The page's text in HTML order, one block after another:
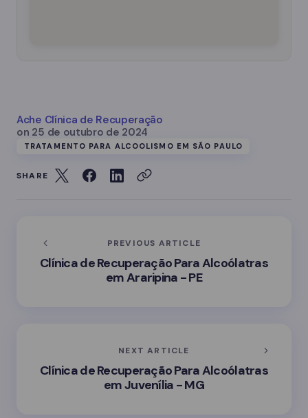
Ache Clínica de Recuperação
on 25 de outubro de 2024
TRATAMENTO PARA ALCOOLISMO EM SÃO PAULO
SHARE
PREVIOUS ARTICLE
Clínica de Recuperação Para Alcoólatras
em Araripina - PE
NEXT ARTICLE
Clínica de Recuperação Para Alcoólatras
em Juvenília - MG